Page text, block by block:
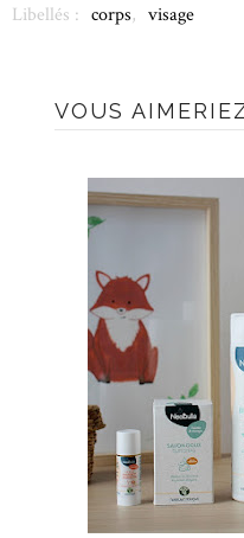
Libellés : corps, visage
VOUS